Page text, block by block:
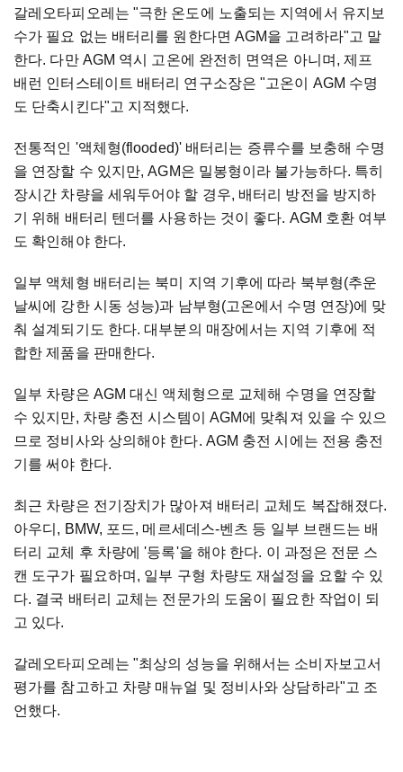
갈레오타피오레는 "극한 온도에 노출되는 지역에서 유지보
수가 필요 없는 배터리를 원한다면 AGM을 고려하라"고 말
한다. 다만 AGM 역시 고온에 완전히 면역은 아니며, 제프
배런 인터스테이트 배터리 연구소장은 "고온이 AGM 수명
도 단축시킨다"고 지적했다.
전통적인 '액체형(flooded)' 배터리는 증류수를 보충해 수명
을 연장할 수 있지만, AGM은 밀봉형이라 불가능하다. 특히
장시간 차량을 세워두어야 할 경우, 배터리 방전을 방지하
기 위해 배터리 텐더를 사용하는 것이 좋다. AGM 호환 여부
도 확인해야 한다.
일부 액체형 배터리는 북미 지역 기후에 따라 북부형(추운
날씨에 강한 시동 성능)과 남부형(고온에서 수명 연장)에 맞
춰 설계되기도 한다. 대부분의 매장에서는 지역 기후에 적
합한 제품을 판매한다.
일부 차량은 AGM 대신 액체형으로 교체해 수명을 연장할
수 있지만, 차량 충전 시스템이 AGM에 맞춰져 있을 수 있으
므로 정비사와 상의해야 한다. AGM 충전 시에는 전용 충전
기를 써야 한다.
최근 차량은 전기장치가 많아져 배터리 교체도 복잡해졌다.
아우디, BMW, 포드, 메르세데스-벤츠 등 일부 브랜드는 배
터리 교체 후 차량에 '등록'을 해야 한다. 이 과정은 전문 스
캔 도구가 필요하며, 일부 구형 차량도 재설정을 요할 수 있
다. 결국 배터리 교체는 전문가의 도움이 필요한 작업이 되
고 있다.
갈레오타피오레는 "최상의 성능을 위해서는 소비자보고서
평가를 참고하고 차량 매뉴얼 및 정비사와 상담하라"고 조
언했다.